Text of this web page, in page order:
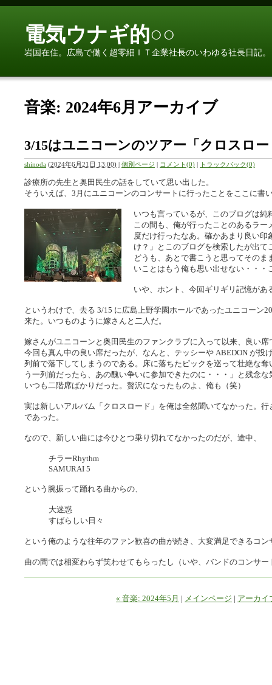
電気ウナギ的○○
岩国在住。広島で働く超零細ＩＴ企業社長のいわゆる社長日記。
音楽: 2024年6月アーカイブ
3/15はユニコーンのツアー「クロスロ
shinoda (2024年6月21日 13:00) | 個別ページ | コメント(0) | トラックバック(0)
診療所の先生と奥田民生の話をしていて思い出した。
そういえば、3月にユニコーンのコンサートに行ったことをここに書
いつも言っているが、このブログは純
この間も、俺が行ったことのあるラ
度だけ行ったなあ。確かあまり良い
け？」とこのブログを検索したが出て
どうも、あとで書こうと思ってその
いことはもう俺も思い出せない・・
いや、ホント、今回ギリギリ記憶があ
というわけで、去る 3/15 に広島上野学園ホールであったユニコーン
来た。いつものように嫁さんと二人だ。
嫁さんがユニコーンと奥田民生のファンクラブに入って以来、良い席
今回も真ん中の良い席だったが、なんと、テッシーや ABEDON が投
列前で落下してしまうのである。床に落ちたピックを巡って壮絶な
う一列前だったら、あの醜い争いに参加できたのに・・・」と残念
いつも二階席ばかりだった。贅沢になったものよ、俺も（笑）
実は新しいアルバム「クロスロード」を俺は全然聞いてなかった。
であった。
なので、新しい曲には今ひとつ乗り切れてなかったのだが、途中、
チラーRhythm
SAMURAI 5
という腕振って踊れる曲からの、
大迷惑
すばらしい日々
という俺のような往年のファン歓喜の曲が続き、大変満足できるコ
曲の間では相変わらず笑わせてもらったし（いや、バンドのコンサ
« 音楽: 2024年5月 | メインページ | アーカイ